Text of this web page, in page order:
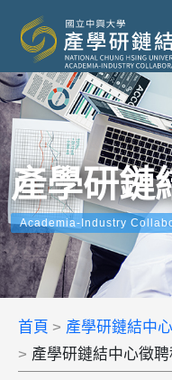
產學研鏈
Academia-Industry
首頁
產學研鏈結中心
產學研鏈結中心徵